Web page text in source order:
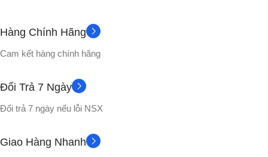
Nhựa PVC cao cấp
VỎ HỘP Full box
Hàng Chính Hãng
Cam kết hàng chính hãng
Đổi Trả 7 Ngày
Đổi trả 7 ngày nếu lỗi NSX
Giao Hàng Nhanh